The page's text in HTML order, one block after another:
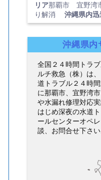
リア那覇市 宜野湾
り解消 沖縄県内
沖縄県内
全国２４時間トラ
ルチ救急（株）は
道トラブル２４時
に那覇市、宜野湾
や水漏れ修理対応
はじめ深夜の水道
ールセンターオペ
談、お問合せ下さい